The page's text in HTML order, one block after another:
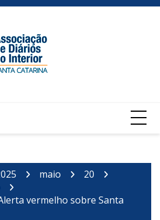
maio
20
vermelho sobre Santa